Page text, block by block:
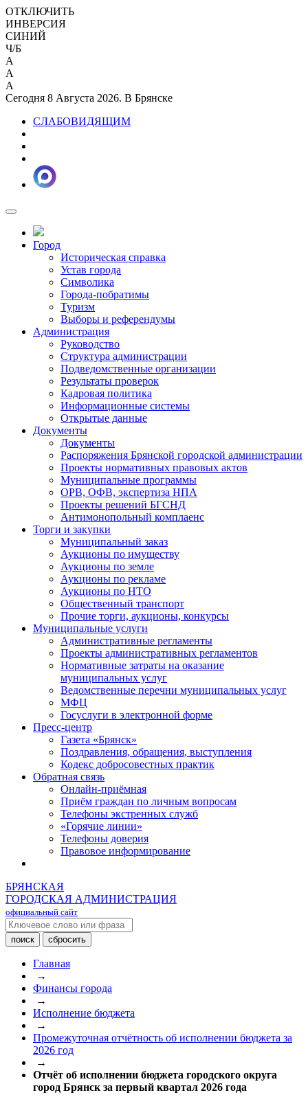
ОТКЛЮЧИТЬ
ИНВЕРСИЯ
СИНИЙ
Ч/Б
A
A
A
Сегодня 8 Августа 2026. В Брянске
СЛАБОВИДЯЩИМ
Город
Историческая справка
Устав города
Символика
Города-побратимы
Туризм
Выборы и референдумы
Администрация
Руководство
Структура администрации
Подведомственные организации
Результаты проверок
Кадровая политика
Информационные системы
Открытые данные
Документы
Документы
Распоряжения Брянской городской администрации
Проекты нормативных правовых актов
Муниципальные программы
ОРВ, ОФВ, экспертиза НПА
Проекты решений БГСНД
Антимонопольный комплаенс
Торги и закупки
Муниципальный заказ
Аукционы по имуществу
Аукционы по земле
Аукционы по рекламе
Аукционы по НТО
Общественный транспорт
Прочие торги, аукционы, конкурсы
Муниципальные услуги
Административные регламенты
Проекты административных регламентов
Нормативные затраты на оказание
муниципальных услуг
Ведомственные перечни муниципальных услуг
МФЦ
Госуслуги в электронной форме
Пресс-центр
Газета «Брянск»
Поздравления, обращения, выступления
Кодекс добросовестных практик
Обратная связь
Онлайн-приёмная
Приём граждан по личным вопросам
Телефоны экстренных служб
«Горячие линии»
Телефоны доверия
Правовое информирование
БРЯНСКАЯ
ГОРОДСКАЯ АДМИНИСТРАЦИЯ
официальный сайт
Главная
→
Финансы города
→
Исполнение бюджета
→
Промежуточная отчётность об исполнении бюджета за
2026 год
→
Отчёт об исполнении бюджета городского округа
город Брянск за первый квартал 2026 года